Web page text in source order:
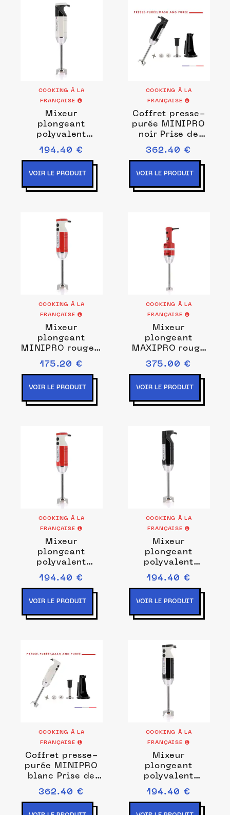
COOKING À LA
FRANÇAISE
Mixeur
plongeant
polyvalent
MINIPRO blanc /
noir Prise de
194.40 €
VOIR LE PRODUIT
COOKING À LA
FRANÇAISE
Coffret presse-
purée MINIPRO
noir Prise de
courant EU
362.40 €
VOIR LE PRODUIT
COOKING À LA
FRANÇAISE
Mixeur
plongeant
MINIPRO rouge /
blanc Couleurs
Rouge/blanc
175.20 €
VOIR LE PRODUIT
COOKING À LA
FRANÇAISE
Mixeur
plongeant
MAXIPRO rouge
Prise de courant
EU
375.00 €
VOIR LE PRODUIT
COOKING À LA
FRANÇAISE
Mixeur
plongeant
polyvalent
MINIPRO rouge /
blanc Couleurs
194.40 €
VOIR LE PRODUIT
COOKING À LA
FRANÇAISE
Mixeur
plongeant
polyvalent
MINIPRO noir
Prise de courant
194.40 €
VOIR LE PRODUIT
COOKING À LA
FRANÇAISE
Coffret presse-
purée MINIPRO
blanc Prise de
courant EU
362.40 €
COOKING À LA
FRANÇAISE
Mixeur
plongeant
polyvalent
MINIPRO noir /
blanc Couleurs
194.40 €